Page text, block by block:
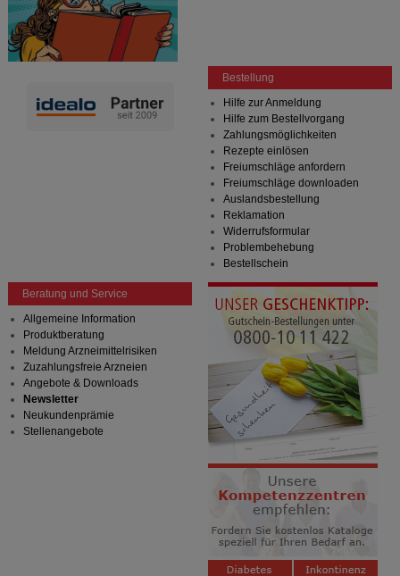
Bestellung
Hilfe zur Anmeldung
Hilfe zum Bestellvorgang
Zahlungsmöglichkeiten
Rezepte einlösen
Freiumschläge anfordern
Freiumschläge downloaden
Auslandsbestellung
Reklamation
Widerrufsformular
Problembehebung
Bestellschein
Beratung und Service
Allgemeine Information
Produktberatung
Meldung Arzneimittelrisiken
Zuzahlungsfreie Arzneien
Angebote & Downloads
Newsletter
Neukundenprämie
Stellenangebote